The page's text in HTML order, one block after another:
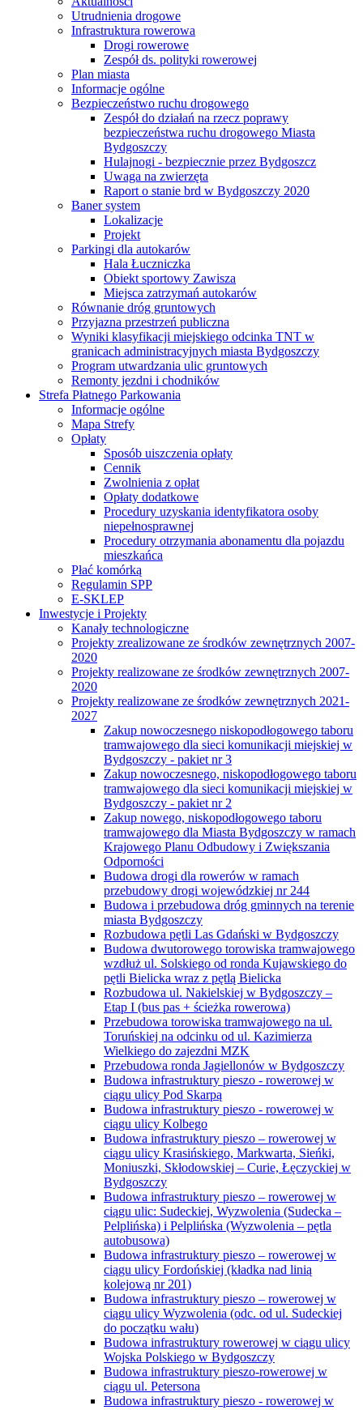
Utrudnienia drogowe
Infrastruktura rowerowa
Drogi rowerowe
Zespół ds. polityki rowerowej
Plan miasta
Informacje ogólne
Bezpieczeństwo ruchu drogowego
Zespół do działań na rzecz poprawy
bezpieczeństwa ruchu drogowego Miasta
Bydgoszczy
Hulajnogi - bezpiecznie przez Bydgoszcz
Uwaga na zwierzęta
Raport o stanie brd w Bydgoszczy 2020
Baner system
Lokalizacje
Projekt
Parkingi dla autokarów
Hala Łuczniczka
Obiekt sportowy Zawisza
Miejsca zatrzymań autokarów
Równanie dróg gruntowych
Przyjazna przestrzeń publiczna
Wyniki klasyfikacji miejskiego odcinka TNT w
granicach administracyjnych miasta Bydgoszczy
Program utwardzania ulic gruntowych
Remonty jezdni i chodników
Strefa Płatnego Parkowania
Informacje ogólne
Mapa Strefy
Opłaty
Sposób uiszczenia opłaty
Cennik
Zwolnienia z opłat
Opłaty dodatkowe
Procedury uzyskania identyfikatora osoby
niepełnosprawnej
Procedury otrzymania abonamentu dla pojazdu
mieszkańca
Płać komórką
Regulamin SPP
E-SKLEP
Inwestycje i Projekty
Kanały technologiczne
Projekty zrealizowane ze środków zewnętrznych 2007-
2020
Projekty realizowane ze środków zewnętrznych 2007-
2020
Projekty realizowane ze środków zewnętrznych 2021-
2027
Zakup nowoczesnego niskopodłogowego taboru
tramwajowego dla sieci komunikacji miejskiej w
Bydgoszczy - pakiet nr 3
Zakup nowoczesnego, niskopodłogowego taboru
tramwajowego dla sieci komunikacji miejskiej w
Bydgoszczy - pakiet nr 2
Zakup nowego, niskopodłogowego taboru
tramwajowego dla Miasta Bydgoszczy w ramach
Krajowego Planu Odbudowy i Zwiększania
Odporności
Budowa drogi dla rowerów w ramach
przebudowy drogi wojewódzkiej nr 244
Budowa i przebudowa dróg gminnych na terenie
miasta Bydgoszczy
Rozbudowa pętli Las Gdański w Bydgoszczy
Budowa dwutorowego torowiska tramwajowego
wzdłuż ul. Solskiego od ronda Kujawskiego do
pętli Bielicka wraz z pętlą Bielicka
Rozbudowa ul. Nakielskiej w Bydgoszczy –
Etap I (bus pas + ścieżka rowerowa)
Przebudowa torowiska tramwajowego na ul.
Toruńskiej na odcinku od ul. Kazimierza
Wielkiego do zajezdni MZK
Przebudowa ronda Jagiellonów w Bydgoszczy
Budowa infrastruktury pieszo - rowerowej w
ciągu ulicy Pod Skarpą
Budowa infrastruktury pieszo - rowerowej w
ciągu ulicy Kolbego
Budowa infrastruktury pieszo – rowerowej w
ciągu ulicy Krasińskiego, Markwarta, Sieńki,
Moniuszki, Skłodowskiej – Curie, Łęczyckiej w
Bydgoszczy
Budowa infrastruktury pieszo – rowerowej w
ciągu ulic: Sudeckiej, Wyzwolenia (Sudecka –
Pelplińska) i Pelplińska (Wyzwolenia – pętla
autobusowa)
Budowa infrastruktury pieszo – rowerowej w
ciągu ulicy Fordońskiej (kładka nad linią
kolejową nr 201)
Budowa infrastruktury pieszo – rowerowej w
ciągu ulicy Wyzwolenia (odc. od ul. Sudeckiej
do początku wału)
Budowa infrastruktury rowerowej w ciągu ulicy
Wojska Polskiego w Bydgoszczy
Budowa infrastruktury pieszo-rowerowej w
ciągu ul. Petersona
Budowa infrastruktury pieszo - rowerowej w